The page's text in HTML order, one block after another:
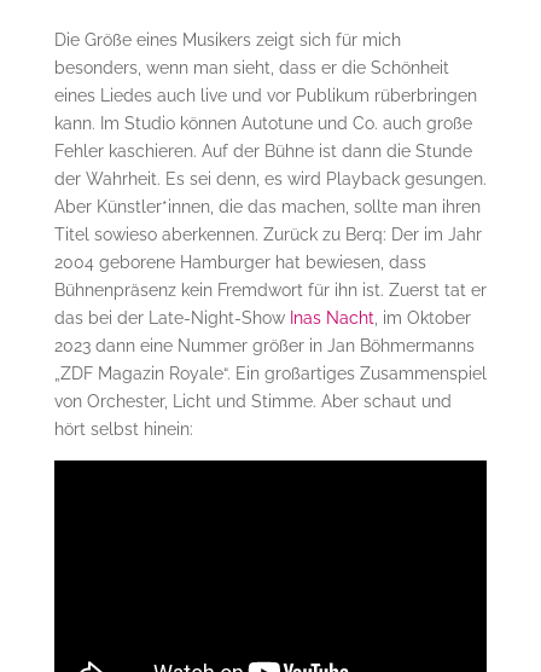
Die Größe eines Musikers zeigt sich für mich
besonders, wenn man sieht, dass er die Schönheit
eines Liedes auch live und vor Publikum rüberbringen
kann. Im Studio können Autotune und Co. auch große
Fehler kaschieren. Auf der Bühne ist dann die Stunde
der Wahrheit. Es sei denn, es wird Playback gesungen.
Aber Künstler*innen, die das machen, sollte man ihren
Titel sowieso aberkennen. Zurück zu Berq: Der im Jahr
2004 geborene Hamburger hat bewiesen, dass
Bühnenpräsenz kein Fremdwort für ihn ist. Zuerst tat er
das bei der Late-Night-Show Inas Nacht , im Oktober
2023 dann eine Nummer größer in Jan Böhmermanns
„ZDF Magazin Royale“. Ein großartiges Zusammenspiel
von Orchester, Licht und Stimme. Aber schaut und
hört selbst hinein: